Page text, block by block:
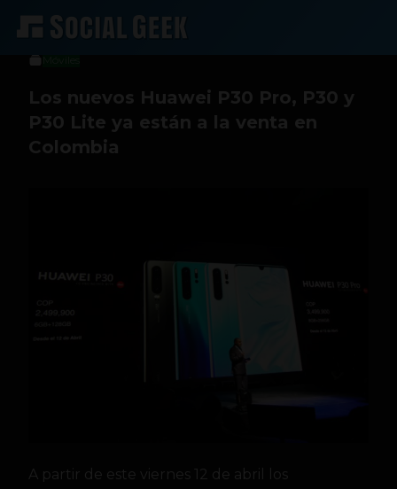
Sergio Ramos
12 de abril de 2019
Los nuevos Huawei P30 Pro, P30 y
P30 Lite ya están a la venta en
Colombia
A partir de este viernes 12 de abril los